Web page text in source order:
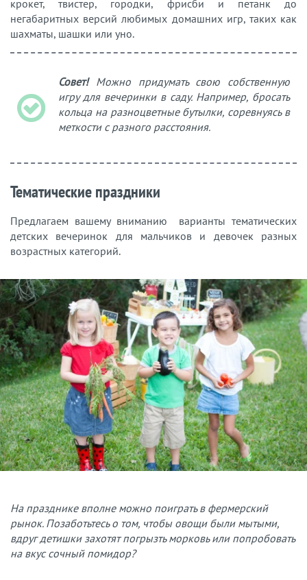
крокет, твистер, городки, фрисби и петанк до
негабаритных версий любимых домашних игр, таких как
шахматы, шашки или уно.
Совет!Можно придумать свою собственную
игру для вечеринки в саду. Например, бросать
кольца на разноцветные бутылки, соревнуясь в
меткости с разного расстояния.
Тематические праздники
Предлагаем вашему вниманию варианты тематических
детских вечеринок для мальчиков и девочек разных
возрастных категорий.
На празднике вполне можно поиграть в фермерский
рынок. Позаботьтесь о том, чтобы овощи были мытыми,
вдруг детишки захотят погрызть морковь или попробовать
на вкус сочный помидор?